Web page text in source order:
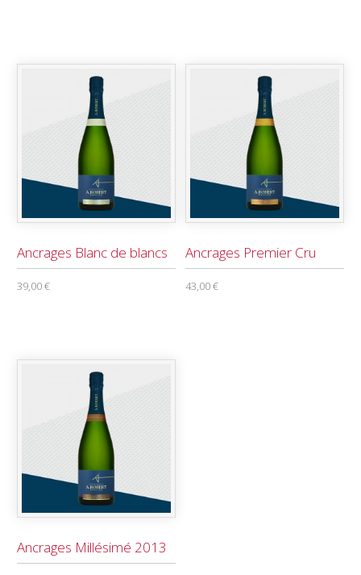
Ancrages Blanc de blancs
39,00 €
Ancrages Premier Cru
43,00 €
Ancrages Millésimé 2013